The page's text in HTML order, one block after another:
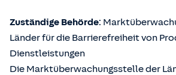
Zuständige Behörde:
Länder für die Barrierefreiheit von
Dienstleistungen
Die Marktüberwachungsstelle der